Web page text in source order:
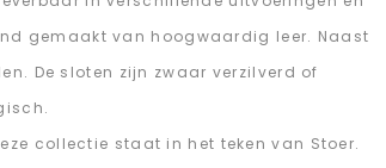
gemaakt van hoogwaardig leer. Naast
De sloten zijn zwaar verzilverd of
collectie staat in het teken van Stoer.